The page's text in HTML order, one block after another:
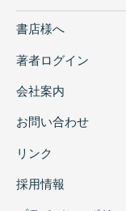
書店様へ
著者ログイン
会社案内
お問い合わせ
リンク
採用情報